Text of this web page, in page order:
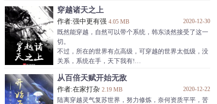
笼草一颗，食用可获得一月寿元。“
......
”大哥，我们一起跳崖...
穿越诸天之上
作者:强中更有强 4.05 MB 2020-12-30
既然能穿越，自然可以带个系统，韩东淡然接受了这一
切。
不过，所在的世界有点高级，可穿越的世界太低级，没
关系，系统在手，天下我有!
山，洪易……
韩东一步一个脚印，在系统的帮助下，站在了诸天之
上！
从百倍天赋开始无敌
作者:在家打杂 2.19 MB 2020-12-22
陆离穿越灵气复苏世界，努力修炼，奈何资质平平，苦